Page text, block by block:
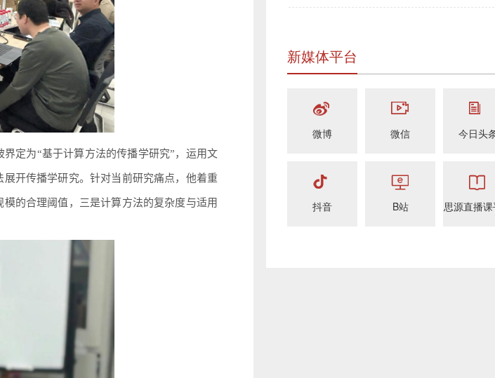
定为“基于计算方法的传播学研究”，运用文
开传播学研究。针对当前研究痛点，他着重
的合理阈值，三是计算方法的复杂度与适用
新媒体平台
微博 微信 今日头
抖音 B站 思源直播